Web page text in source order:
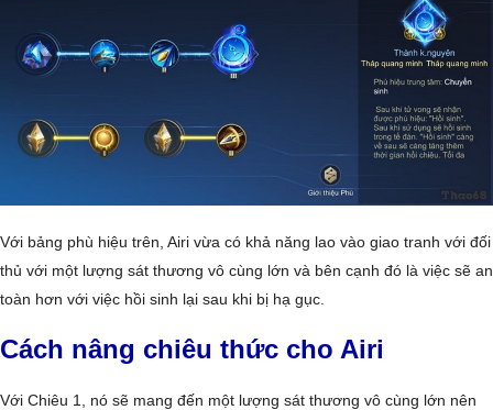
Với bảng phù hiệu trên, Airi vừa có khả năng lao vào giao tranh với đối
thủ với một lượng sát thương vô cùng lớn và bên cạnh đó là việc sẽ an
toàn hơn với việc hồi sinh lại sau khi bị hạ gục.
Cách nâng chiêu thức cho Airi
Với Chiêu 1, nó sẽ mang đến một lượng sát thương vô cùng lớn nên